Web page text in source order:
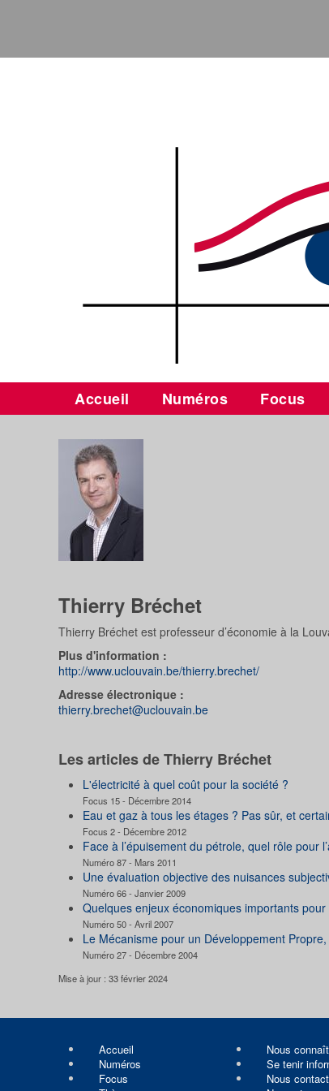
Accueil Numéros Focus
Thierry Bréchet
Thierry Bréchet est professeur d’économie à la
Plus d'information :
http://www.uclouvain.be/thierry.brechet/
Adresse électronique :
thierry.brechet@uclouvain.be
Les articles de Thierry Bréchet
L'électricité à quel coût pour la société ?
Focus 15 - Décembre 2014
Eau et gaz à tous les étages ? Pas sûr, et
Focus 2 - Décembre 2012
Face à l’épuisement du pétrole, quel rôle pour
Numéro 87 - Mars 2011
Une évaluation objective des nuisances
Numéro 66 - Janvier 2009
Quelques enjeux économiques importants
Numéro 50 - Avril 2007
Le Mécanisme pour un Développement
Numéro 27 - Décembre 2004
Mise à jour : 33 février 2024
Accueil
Numéros
Focus
Nous
Se tenir
Nous